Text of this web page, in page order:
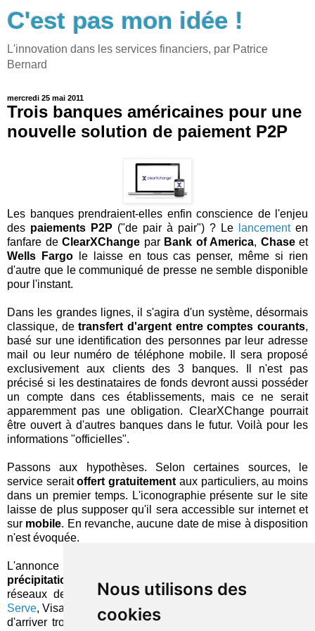
Nous utilisons des
cookies
C'est pas mon idée !
L'innovation dans les services financiers, par Patrice
Bernard
mercredi 25 mai 2011
Trois banques américaines pour une
nouvelle solution de paiement P2P
Les banques prendraient-elles enfin conscience de l'enjeu
des paiements P2P ("de pair à pair") ? Le lancementen
fanfare de ClearXChange par Bank of America, Chaseet
Wells Fargole laisse en tous cas penser, même si rien
d'autre que le communiqué de presse ne semble disponible
pour l'instant.
Dans les grandes lignes, il s'agira d'un système, désormais
classique, detransfert d'argent entre comptes courants,
basé sur une identification des personnes par leur adresse
mail ou leur numéro de téléphone mobile. Il sera proposé
exclusivement aux clients des 3 banques. Il n'est pas
précisé si les destinataires de fonds devront aussi posséder
un compte dans ces établissements, mais ce ne serait
apparemment pas une obligation. ClearXChange pourrait
être ouvert à d'autres banques dans le futur. Voilà pour les
informations "officielles".
Passons aux hypothèses. Selon certaines sources, le
service seraitoffert gratuitement aux particuliers, au moins
dans un premier temps. L'iconographie présente sur le site
laisse de plus supposer qu'il sera accessible sur internet et
sur mobile. En revanche, aucune date de mise à disposition
n'est évoquée.
L'annonce de ClearXChange donne une impression de
précipitation
, peut-être due aux récentes initiatives des
réseaux de paiement par carte (American Express avec
Serve, Visa, Discover
...). En conclusion, le service risque fort
d'arriver trop tard, sans avantage déterminant. Les acteurs